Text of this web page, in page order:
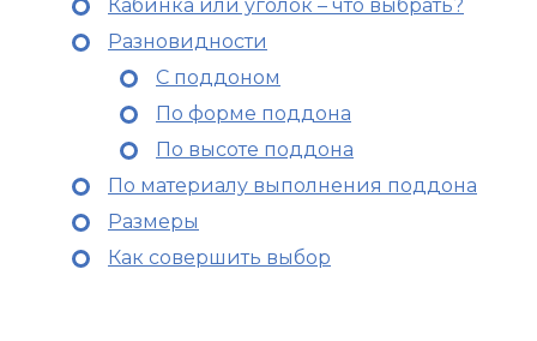
Кабинка или уголок – что выбрать?
Разновидности
С поддоном
По форме поддона
По высоте поддона
По материалу выполнения поддона
Размеры
Как совершить выбор